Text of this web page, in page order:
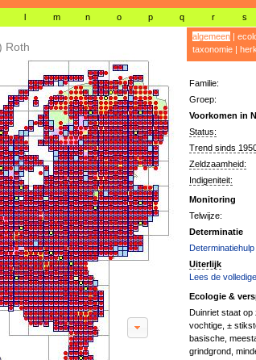
l m n o p q r s
Roth
algemeen|
taxonomie|
Familie:
Groep:
Voorkomen in
Status:
Trend sinds
Zeldzaamheid:
Indigeniteit:
Monitoring
Telwijze:
Determinatie
Uiterlijk
Lees de
Ecologie &
Duinriet staat op
vochtige, ±
basische,
grindgrond,